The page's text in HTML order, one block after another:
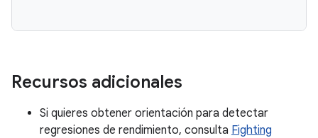
Recursos adicionales
Si quieres obtener orientación para detectar
regresiones de rendimiento, consulta Fighting